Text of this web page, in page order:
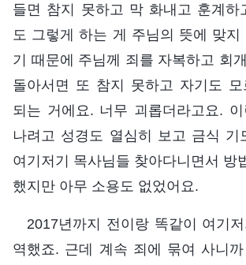
들면 참지 못하고 막 화내고 훈계하
도 그렇게 하는 게 주님의 뜻에 맞
기 때문에 주님께 죄를 자복하고 회
돌아서면 또 참지 못하고 자기도
되는 거에요. 너무 괴롭더라고요.
나려고 성경도 열심히 보고 금식 기
여기저기 목사님들 찾아다니면서 방
했지만 아무 소용도 없었어요.
2017년까지 전이랑 똑같이 여기
역했죠. 근데 계속 죄에 묶여 사니